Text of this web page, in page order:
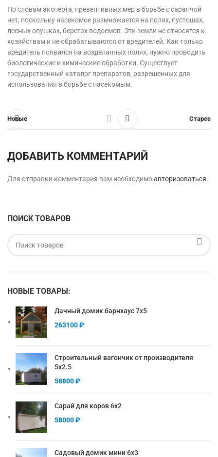
По словам эксперта, превентивных мер в борьбе с саранчой
нет, поскольку насекомое размножается на полях, пустошах,
лесных опушках, берегах водоемов. Эти земли не относятся к
хозяйствам и не обрабатываются от вредителей. Как только
вредитель появился на возделанных полях, нужно проводить
биологические и химические обработки. Существует
государственный каталог препаратов, разрешенных для
использования в борьбе с насекомым.
Новые Старее
ДОБАВИТЬ КОММЕНТАРИЙ
Для отправки комментария вам необходимоавторизоваться.
ПОИСК ТОВАРОВ
НОВЫЕ ТОВАРЫ:
Дачный домик барнхаус 7х5
263100₽
Строительный вагончик от производителя
5х2.5
58800₽
Сарай для коров 6х2
58000₽
Садовый домик мини 6х3